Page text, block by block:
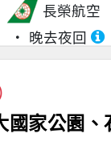
長榮航空
晚去夜回
國家公園